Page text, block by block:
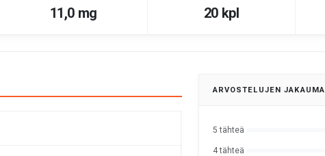
11,0 mg 20 kpl
ARVOSTELUJEN JAKAUMA
5 tähteä
4 tähteä